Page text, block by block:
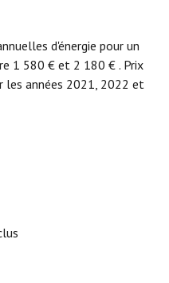
d'énergie pour un
1 580 € et 2 180 € . Prix
les années 2021, 2022 et